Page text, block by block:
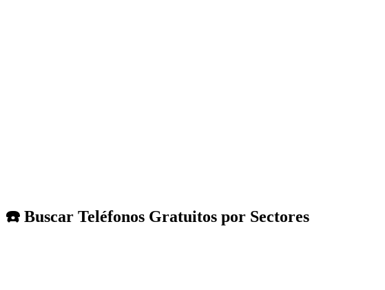
☎️ Buscar Teléfonos Gratuitos por Sectores